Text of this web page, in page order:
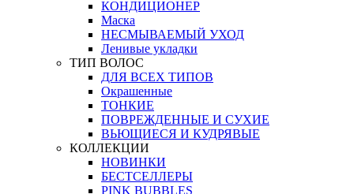
КОНДИЦИОНЕР
Маска
НЕСМЫВАЕМЫЙ УХОД
Ленивые укладки
ТИП ВОЛОС
ДЛЯ ВСЕХ ТИПОВ
Окрашенные
ТОНКИЕ
ПОВРЕЖДЕННЫЕ И СУХИЕ
ВЬЮЩИЕСЯ И КУДРЯВЫЕ
КОЛЛЕКЦИИ
НОВИНКИ
БЕСТСЕЛЛЕРЫ
PINK BUBBLES